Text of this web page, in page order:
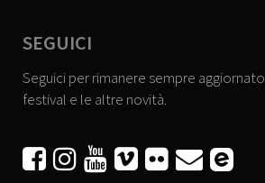
SEGUICI
Seguici per rimanere sempre
festival e le altre novità.
     